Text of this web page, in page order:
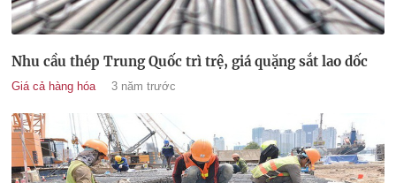
Nhu cầu thép Trung Quốc trì trệ, giá quặng sắt lao dốc
Giá cả hàng hóa 3 năm trước